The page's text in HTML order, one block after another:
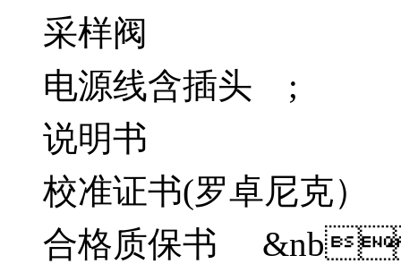
采样阀 1只
电源线含插头 ;
说明书  
校准证书(罗卓尼克）
合格质保书